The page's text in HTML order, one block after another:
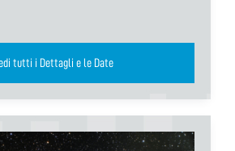
Vedi tutti i Dettagli e le Date